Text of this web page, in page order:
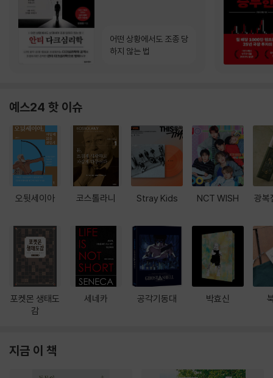
어떤 상황에서도 조종 당
하지 않는 법
예스24 핫 이슈
오뒷세이아
포켓몬 생태도
감
코스톨라니
세네카
Stray Kids
공각기동대
NCT WISH
박효신
광복
지금 이 책